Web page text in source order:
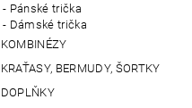
Pánské trička
Dámské trička
KOMBINÉZY
KRAŤASY, BERMUDY, ŠORTKY
DOPLŇKY